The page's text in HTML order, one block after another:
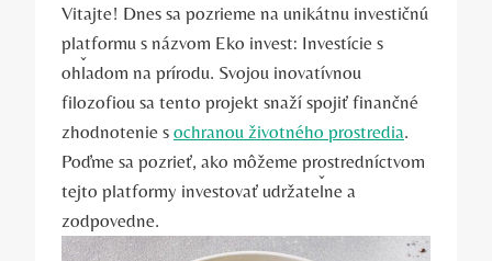
Vitajte! Dnes sa pozrieme na unikátnu‌ investičnú
platformu s názvom Eko‌ invest: Investície s
ohľadom na prírodu.‍ Svojou inovatívnou
filozofiou sa​ tento ‌projekt snaží spojiť⁣ finančné
zhodnotenie s ochranou životného prostredia.
Poďme sa pozrieť, ako môžeme ⁤prostredníctvom
tejto⁤ platformy investovať ⁢udržateľne a
zodpovedne.